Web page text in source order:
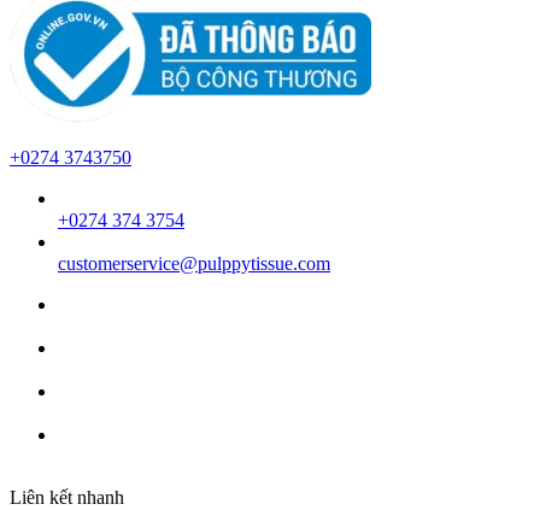
+0274 3743750
+0274 374 3754
customerservice@pulppytissue.com
Liên kết nhanh